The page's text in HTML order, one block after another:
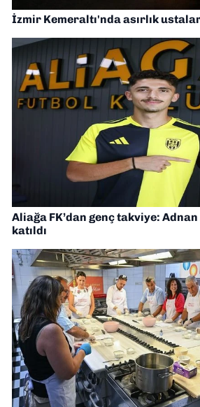
İzmir Kemeraltı'nda asırlık
Aliağa FK’dan genç takviye:
katıldı